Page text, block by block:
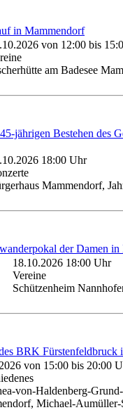
in Mammendorf
von 12:00 bis
am Badesee
jährigen Bestehen des
18:00 Uhr
Mammendorf,
der Damen
18.10.2026 18:00 Uhr
Vereine
Schützenheim
BRK Fürstenfeldbruck
von 15:00 bis 20:00
von-Haldenberg-
Michael-Aumüller-